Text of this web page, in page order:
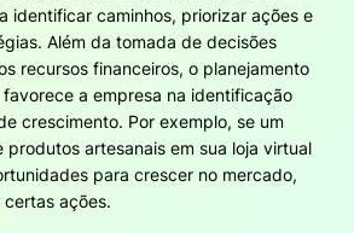
identificar caminhos, priorizar ações e
Além da tomada de decisões
recursos financeiros, o planejamento
a empresa na identificação
crescimento. Por exemplo, se um
produtos artesanais em sua loja virtual
para crescer no mercado,
ações.